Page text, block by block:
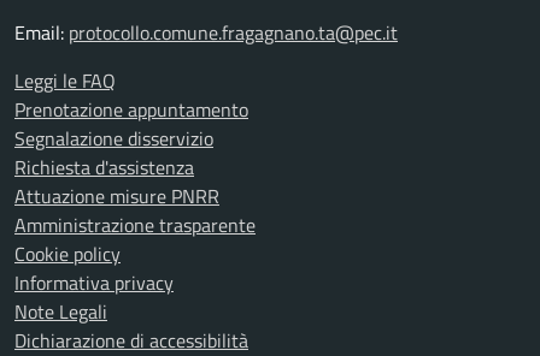
Email: protocollo.comune.fragagnano.ta@pec.it
Leggi le FAQ
Prenotazione appuntamento
Segnalazione disservizio
Richiesta d'assistenza
Attuazione misure PNRR
Amministrazione trasparente
Cookie policy
Informativa privacy
Note Legali
Dichiarazione di accessibilità